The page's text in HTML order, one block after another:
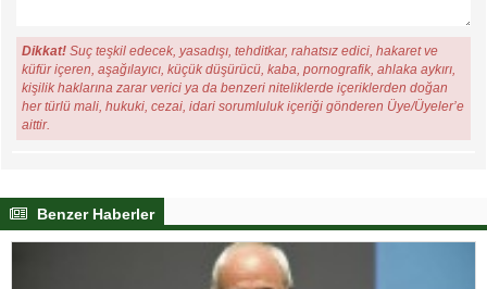
Dikkat! Suç teşkil edecek, yasadışı, tehditkar, rahatsız edici, hakaret ve
küfür içeren, aşağılayıcı, küçük düşürücü, kaba, pornografik, ahlaka aykırı,
kişilik haklarına zarar verici ya da benzeri niteliklerde içeriklerden doğan
her türlü mali, hukuki, cezai, idari sorumluluk içeriği gönderen Üye/Üyeler’e
aittir.
Benzer Haberler